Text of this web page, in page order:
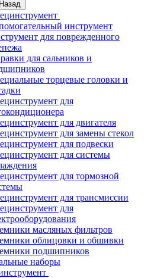
Назад
инструмент
для поврежденного
для сальников и
торцевые головки и
для
для двигателя
для замены стекол
для подвески
для системы
для тормозной
для трансмиссии
для
масляных фильтров
облицовки и обшивки
подшипников
наборы